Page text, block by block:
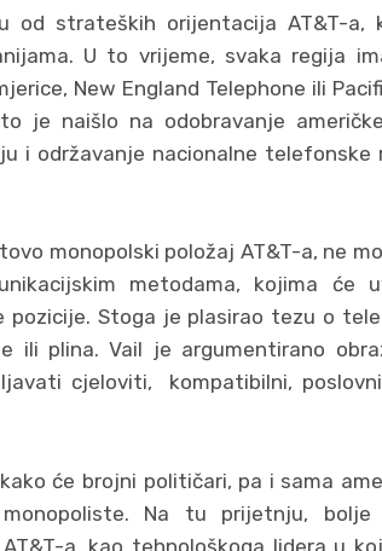
od strateških orijentacija AT&T-a,
U to vrijeme, svaka regija
New England Telephone ili
je naišlo na odobravanje
i održavanje nacionalne
monopolski položaj AT&T-a, ne
metodama, kojima
Stoga je plasirao tezu o
ili plina. Vail je argumentirano
cjeloviti, kompatibilni,
će brojni političari, pa i sama
Na tu prijetnju, bolje
a, kao tehnološkoga lidera u